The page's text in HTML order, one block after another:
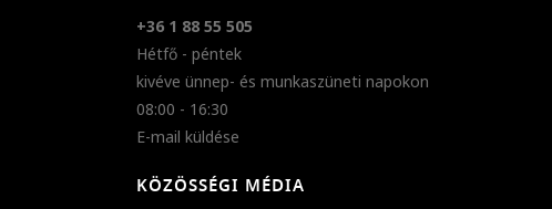
+36 1 88 55 505
Hétfő - péntek
kivéve ünnep- és munkaszüneti napokon
08:00 - 16:30
E-mail küldése
KÖZÖSSÉGI MÉDIA